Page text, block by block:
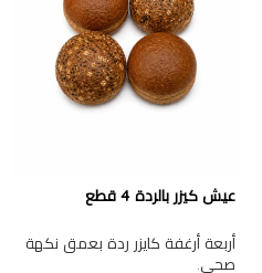
عيش كيزر بالردة 4 قطع
أربعة أرغفة كايزر ردة بعمق نكهة
صحي.